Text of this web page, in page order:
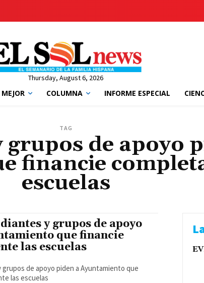
Thursday, August 6, 2026
COLUMNA INFORME ESPECIAL
TAG
grupos de apoyo
financie
escuelas
y grupos de apoyo
que financie
las escuelas
de apoyo piden a Ayuntamiento que
las escuelas